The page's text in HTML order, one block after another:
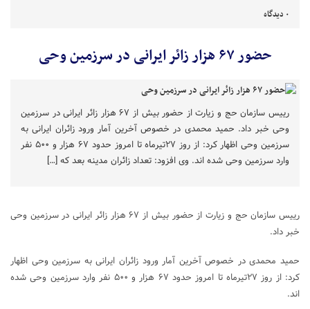
0 دیدگاه
حضور ۶۷ هزار زائر ایرانی در سرزمین وحی
رییس سازمان حج و زیارت از حضور بیش از ۶۷ هزار زائر ایرانی در سرزمین
وحی خبر داد. حمید محمدی در خصوص آخرین آمار ورود زائران ایرانی به
سرزمین وحی اظهار کرد: از روز ۲۷تیرماه تا امروز حدود ۶۷ هزار و ۵۰۰ نفر
وارد سرزمین وحی شده اند. وی افزود: تعداد زائران مدینه بعد که […]
رییس سازمان حج و زیارت از حضور بیش از ۶۷ هزار زائر ایرانی در سرزمین وحی
خبر داد.
حمید محمدی در خصوص آخرین آمار ورود زائران ایرانی به سرزمین وحی اظهار
کرد: از روز ۲۷تیرماه تا امروز حدود ۶۷ هزار و ۵۰۰ نفر وارد سرزمین وحی شده
اند.